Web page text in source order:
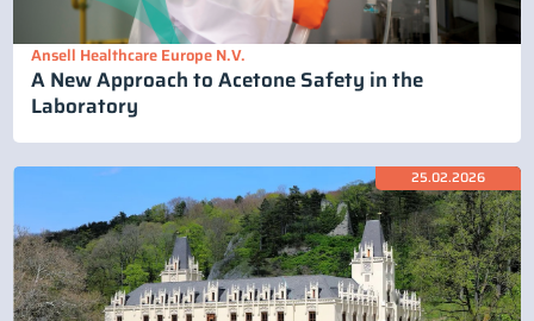
Ansell Healthcare Europe N.V.
A New Approach to Acetone Safety in the
Laboratory
25.02.2026